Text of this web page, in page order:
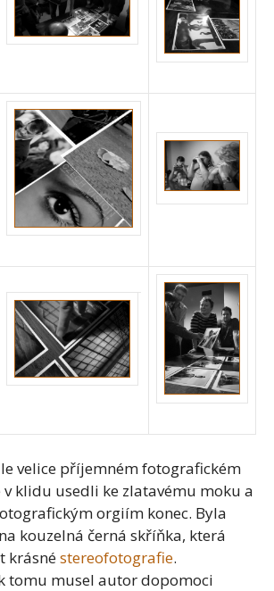
velice příjemném fotografickém
klidu usedli ke zlatavému moku a
orgiím konec. Byla
kouzelná černá skříňka, která
krásnéstereofotografie.
tomu musel autor dopomoci